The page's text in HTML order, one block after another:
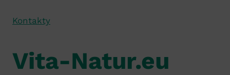
Kontakty
Vita-Natur.eu